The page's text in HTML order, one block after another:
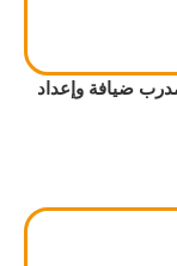
ضيافة وإعداد